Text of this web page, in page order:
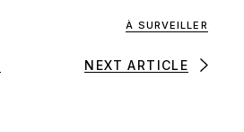
À SURVEILLER
NEXT ARTICLE